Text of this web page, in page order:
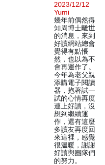
2023/12/12
Yumi
幾年前偶然得
知周博士離世
的消息，來到
好讀網站總會
覺得有點悵
然，也以為不
會再運作了。
今年為老父親
添購電子閱讀
器，抱著試一
試的心情再度
連上好讀，沒
想到繼續運
作，還有這麼
多讀友再度回
來這裡，感覺
很溫暖，謝謝
好讀與團隊們
的努力。